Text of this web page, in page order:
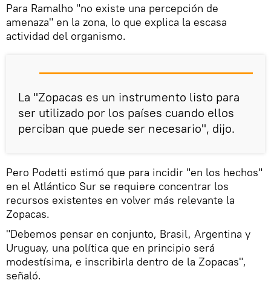
Para Ramalho "no existe una percepción de
amenaza" en la zona, lo que explica la escasa
actividad del organismo.
La "Zopacas es un instrumento listo para
ser utilizado por los países cuando ellos
perciban que puede ser necesario", dijo.
Pero Podetti estimó que para incidir "en los hechos"
en el Atlántico Sur se requiere concentrar los
recursos existentes en volver más relevante la
Zopacas.
"Debemos pensar en conjunto, Brasil, Argentina y
Uruguay, una política que en principio será
modestísima, e inscribirla dentro de la Zopacas",
señaló.